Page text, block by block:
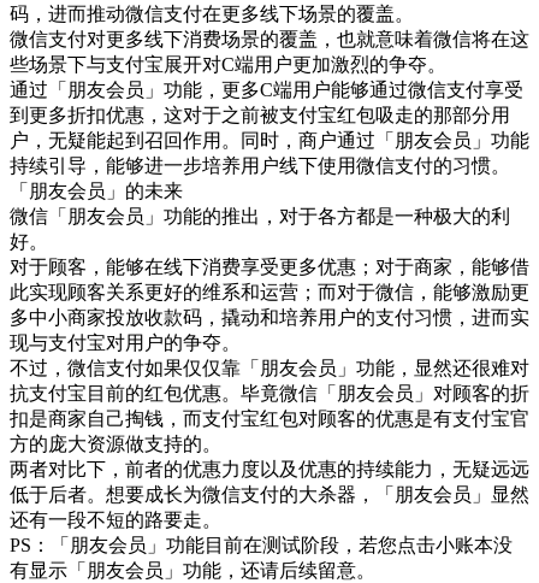
码，进而推动微信支付在更多线下场景的覆盖。
微信支付对更多线下消费场景的覆盖，也就意味着微信将在这
些场景下与支付宝展开对C端用户更加激烈的争夺。
通过「朋友会员」功能，更多C端用户能够通过微信支付享受
到更多折扣优惠，这对于之前被支付宝红包吸走的那部分用
户，无疑能起到召回作用。同时，商户通过「朋友会员」功能
持续引导，能够进一步培养用户线下使用微信支付的习惯。
「朋友会员」的未来
微信「朋友会员」功能的推出，对于各方都是一种极大的利
好。
对于顾客，能够在线下消费享受更多优惠；对于商家，能够借
此实现顾客关系更好的维系和运营；而对于微信，能够激励更
多中小商家投放收款码，撬动和培养用户的支付习惯，进而实
现与支付宝对用户的争夺。
不过，微信支付如果仅仅靠「朋友会员」功能，显然还很难对
抗支付宝目前的红包优惠。毕竟微信「朋友会员」对顾客的折
扣是商家自己掏钱，而支付宝红包对顾客的优惠是有支付宝官
方的庞大资源做支持的。
两者对比下，前者的优惠力度以及优惠的持续能力，无疑远远
低于后者。想要成长为微信支付的大杀器，「朋友会员」显然
还有一段不短的路要走。
PS：「朋友会员」功能目前在测试阶段，若您点击小账本没
有显示「朋友会员」功能，还请后续留意。